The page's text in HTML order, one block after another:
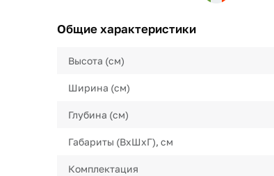
Общие характеристики
Высота (см)
Ширина (см)
Глубина (см)
Габариты (ВхШхГ), см
Комплектация